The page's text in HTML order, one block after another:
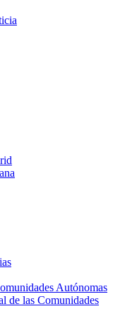
Autónomas
de las Comunidades